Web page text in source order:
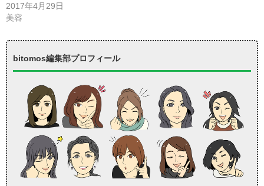
2017年4月29日
美容
bitomos編集部プロフィール